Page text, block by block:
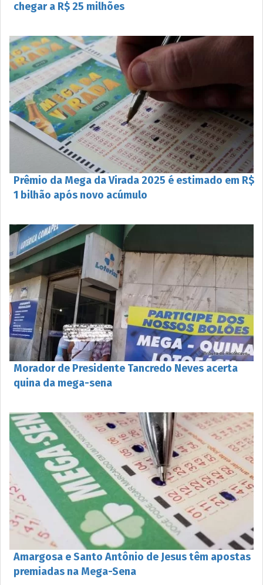
chegar a R$ 25 milhões
Prêmio da Mega da Virada 2025 é estimado em R$
1 bilhão após novo acúmulo
Morador de Presidente Tancredo Neves acerta
quina da mega-sena
Amargosa e Santo Antônio de Jesus têm apostas
premiadas na Mega-Sena